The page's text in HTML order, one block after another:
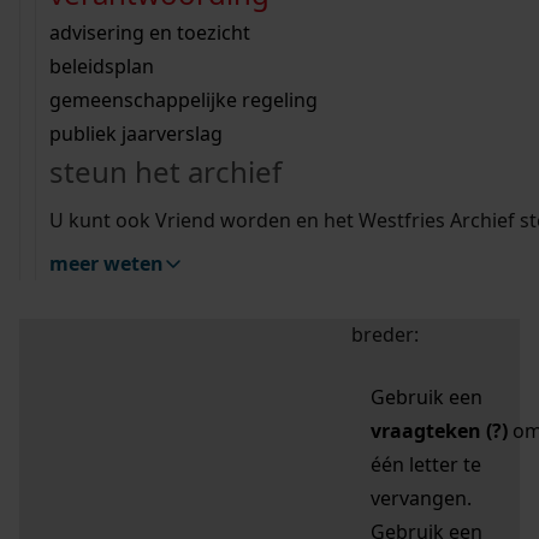
bouwvergunningen
omgevingsvergunningen
vergunningen
beeld en geluid
uitleg nodig?
Wij helpen u op weg met een aantal zoektips.
bekijk alle zoektips
Wij helpen u op weg met een aantal zoektips.
bekijk alle zoektips
bekijk ons geschiedenislokaal
advisering en toezicht
beleidsplan
gemeenschappelijke regeling
publiek jaarverslag
steun het archief
U kunt ook Vriend worden en het Westfries Archief
meer weten
zoektips
Mijn Studiezaal (inloggen)
uw zoekopdracht te
breder:
Gebruik een
vraagteken (?)
één letter te
vervangen.
Gebruik een